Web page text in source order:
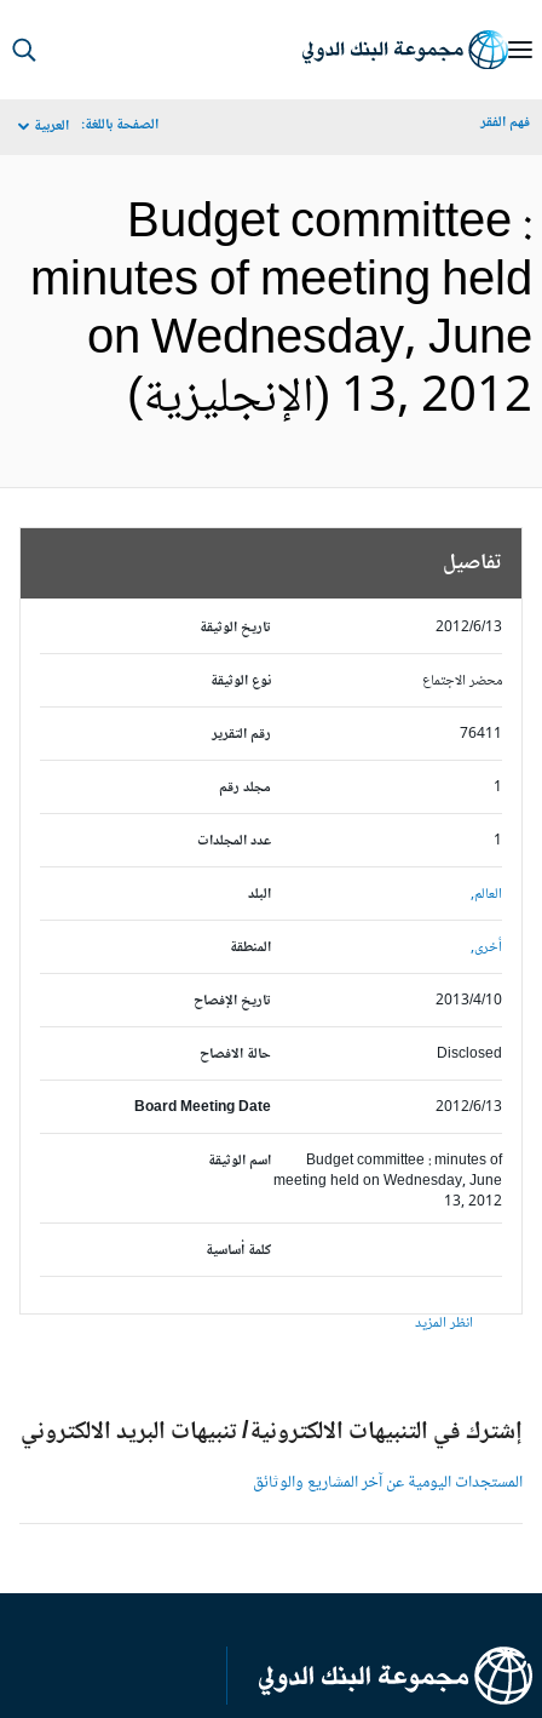
الفقر الصفحة باللغة: العربية
Budget
minutes of meeting
on Wednesday,
2012 (الإنجليزية)
تفاصيل
تاريخ الوثيقة 2012/6/13
نوع الوثيقة محضر الاجتماع
رقم التقرير 76411
مجلد رقم
عدد المجلدات
البلد العالم,
المنطقة أخرى,
تاريخ الإفصاح 2013/4/10
حالة الافصاح Disclosed
Board Meeting Date 2012/6/13
اسم الوثيقة
Budget committee : minutes of
meeting held on Wednesday, June
13, 2012
كلمة أساسية
انظر المزيد
إشترك في التنبيهات الالكترونية/ تنبيهات البريد الالكتروني
المستجدات اليومية عن آخر المشاريع والوثائق